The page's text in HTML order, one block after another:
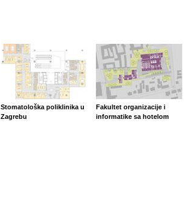
Stomatološka poliklinika u
Zagrebu
Fakultet organizacije i
informatike sa hotelom